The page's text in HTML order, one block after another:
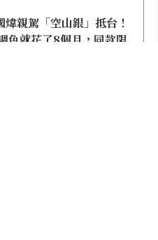
親駕「空山銀」抵台！
色就花了8個月，同款限